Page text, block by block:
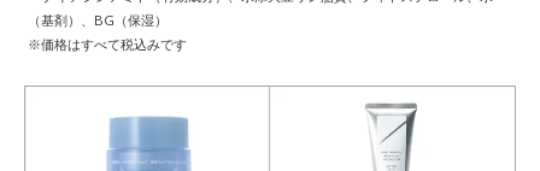
（基剤）、BG（保湿）
※価格はすべて税込みです